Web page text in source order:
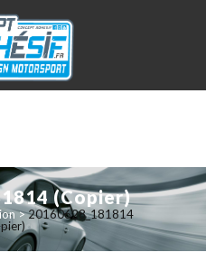
(Copier)
>20160628_181814